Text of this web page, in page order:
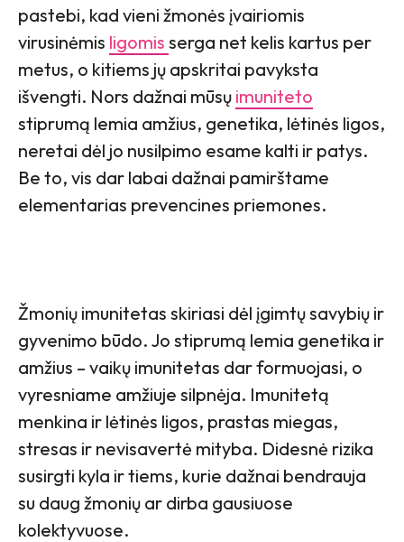
pastebi, kad vieni žmonės įvairiomis
virusinėmis ligomis serga net kelis kartus per
metus, o kitiems jų apskritai pavyksta
išvengti. Nors dažnai mūsų imuniteto
stiprumą lemia amžius, genetika, lėtinės ligos,
neretai dėl jo nusilpimo esame kalti ir patys.
Be to, vis dar labai dažnai pamirštame
elementarias prevencines priemones.
Žmonių imunitetas skiriasi dėl įgimtų savybių ir
gyvenimo būdo. Jo stiprumą lemia genetika ir
amžius – vaikų imunitetas dar formuojasi, o
vyresniame amžiuje silpnėja. Imunitetą
menkina ir lėtinės ligos, prastas miegas,
stresas ir nevisavertė mityba. Didesnė rizika
susirgti kyla ir tiems, kurie dažnai bendrauja
su daug žmonių ar dirba gausiuose
kolektyvuose.